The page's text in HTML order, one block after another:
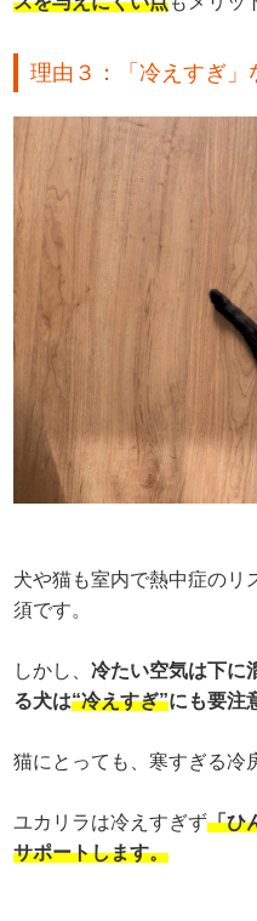
理由３：「冷えすぎ」
犬や猫も室内で熱中症のリ
須です。
しかし、冷たい空気は下に
る犬は“冷えすぎ”にも要注
猫にとっても、寒すぎる冷
ユカリラは冷えすぎず「ひ
サポートします。